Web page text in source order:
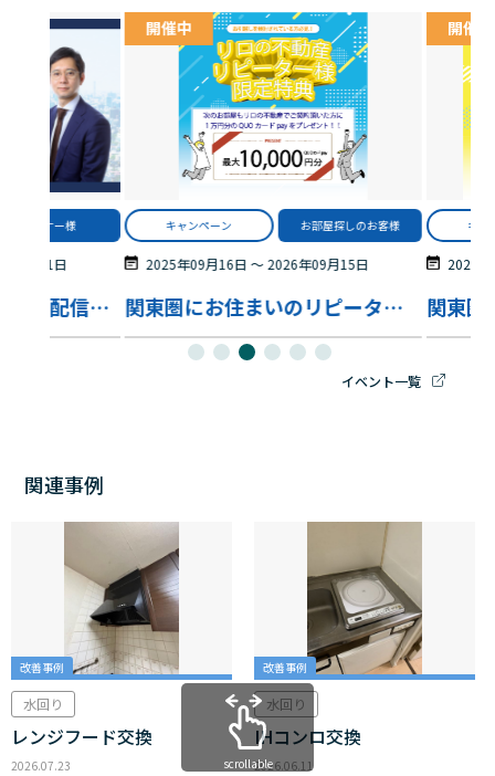
オーナー様
09月11日
【WEB 開催・アーカイブ配信あり】10年後に後悔しない資産戦略 ～贈与・NISAを活用して将来の選択肢を広げる考え方～
開催中
キャンペーン お部屋探しのお客様
2025年09月16日 〜2026年09月15日
関東圏にお住まいのリピーター様限定特典！
開催中
キャ
2025
イベント一覧
関連事例
改善事例
水回り
レンジフード交換
2026.07.23
改善事例
水回り
IHコンロ交換
2026.06.11
scrollable